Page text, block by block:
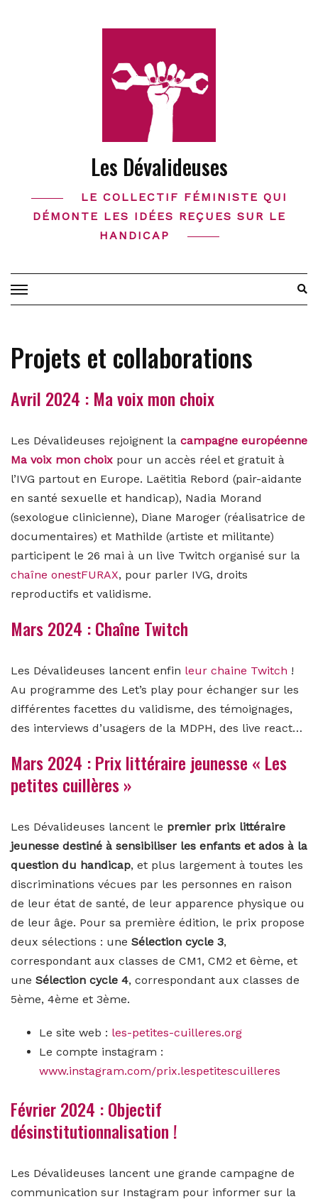
Les Dévalideuses
LE COLLECTIF FÉMINISTE QUI
DÉMONTE LES IDÉES REÇUES SUR LE
HANDICAP
Projets et collaborations
Avril 2024 : Ma voix mon choix
Les Dévalideuses rejoignent la campagne européenne
Ma voix mon choix pour un accès réel et gratuit à
l’IVG partout en Europe. Laëtitia Rebord (pair-aidante
en santé sexuelle et handicap), Nadia Morand
(sexologue clinicienne), Diane Maroger (réalisatrice de
documentaires) et Mathilde (artiste et militante)
participent le 26 mai à un live Twitch organisé sur la
chaîne onestFURAX, pour parler IVG, droits
reproductifs et validisme.
Mars 2024 : Chaîne Twitch
Les Dévalideuses lancent enfin leur chaine Twitch !
Au programme des Let’s play pour échanger sur les
différentes facettes du validisme, des témoignages,
des interviews d’usagers de la MDPH, des live react…
Mars 2024 : Prix littéraire jeunesse « Les
petites cuillères »
Les Dévalideuses lancent le premier prix littéraire
jeunesse destiné à sensibiliser les enfants et ados à la
question du handicap, et plus largement à toutes les
discriminations vécues par les personnes en raison
de leur état de santé, de leur apparence physique ou
de leur âge. Pour sa première édition, le prix propose
deux sélections : une Sélection cycle 3,
correspondant aux classes de CM1, CM2 et 6ème, et
une Sélection cycle 4, correspondant aux classes de
5ème, 4ème et 3ème.
Le site web : les-petites-cuilleres.org
Le compte instagram :
www.instagram.com/prix.lespetitescuilleres
Février 2024 : Objectif
désinstitutionnalisation !
Les Dévalideuses lancent une grande campagne de
communication sur Instagram pour informer sur la